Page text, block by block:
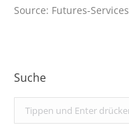
Source: Futures-Services
Suche
Search: